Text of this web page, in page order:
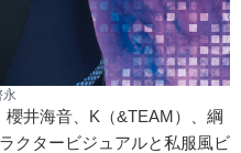
永
井海音、K（&TEAM）、綱
クタービジュアルと私服風ビ